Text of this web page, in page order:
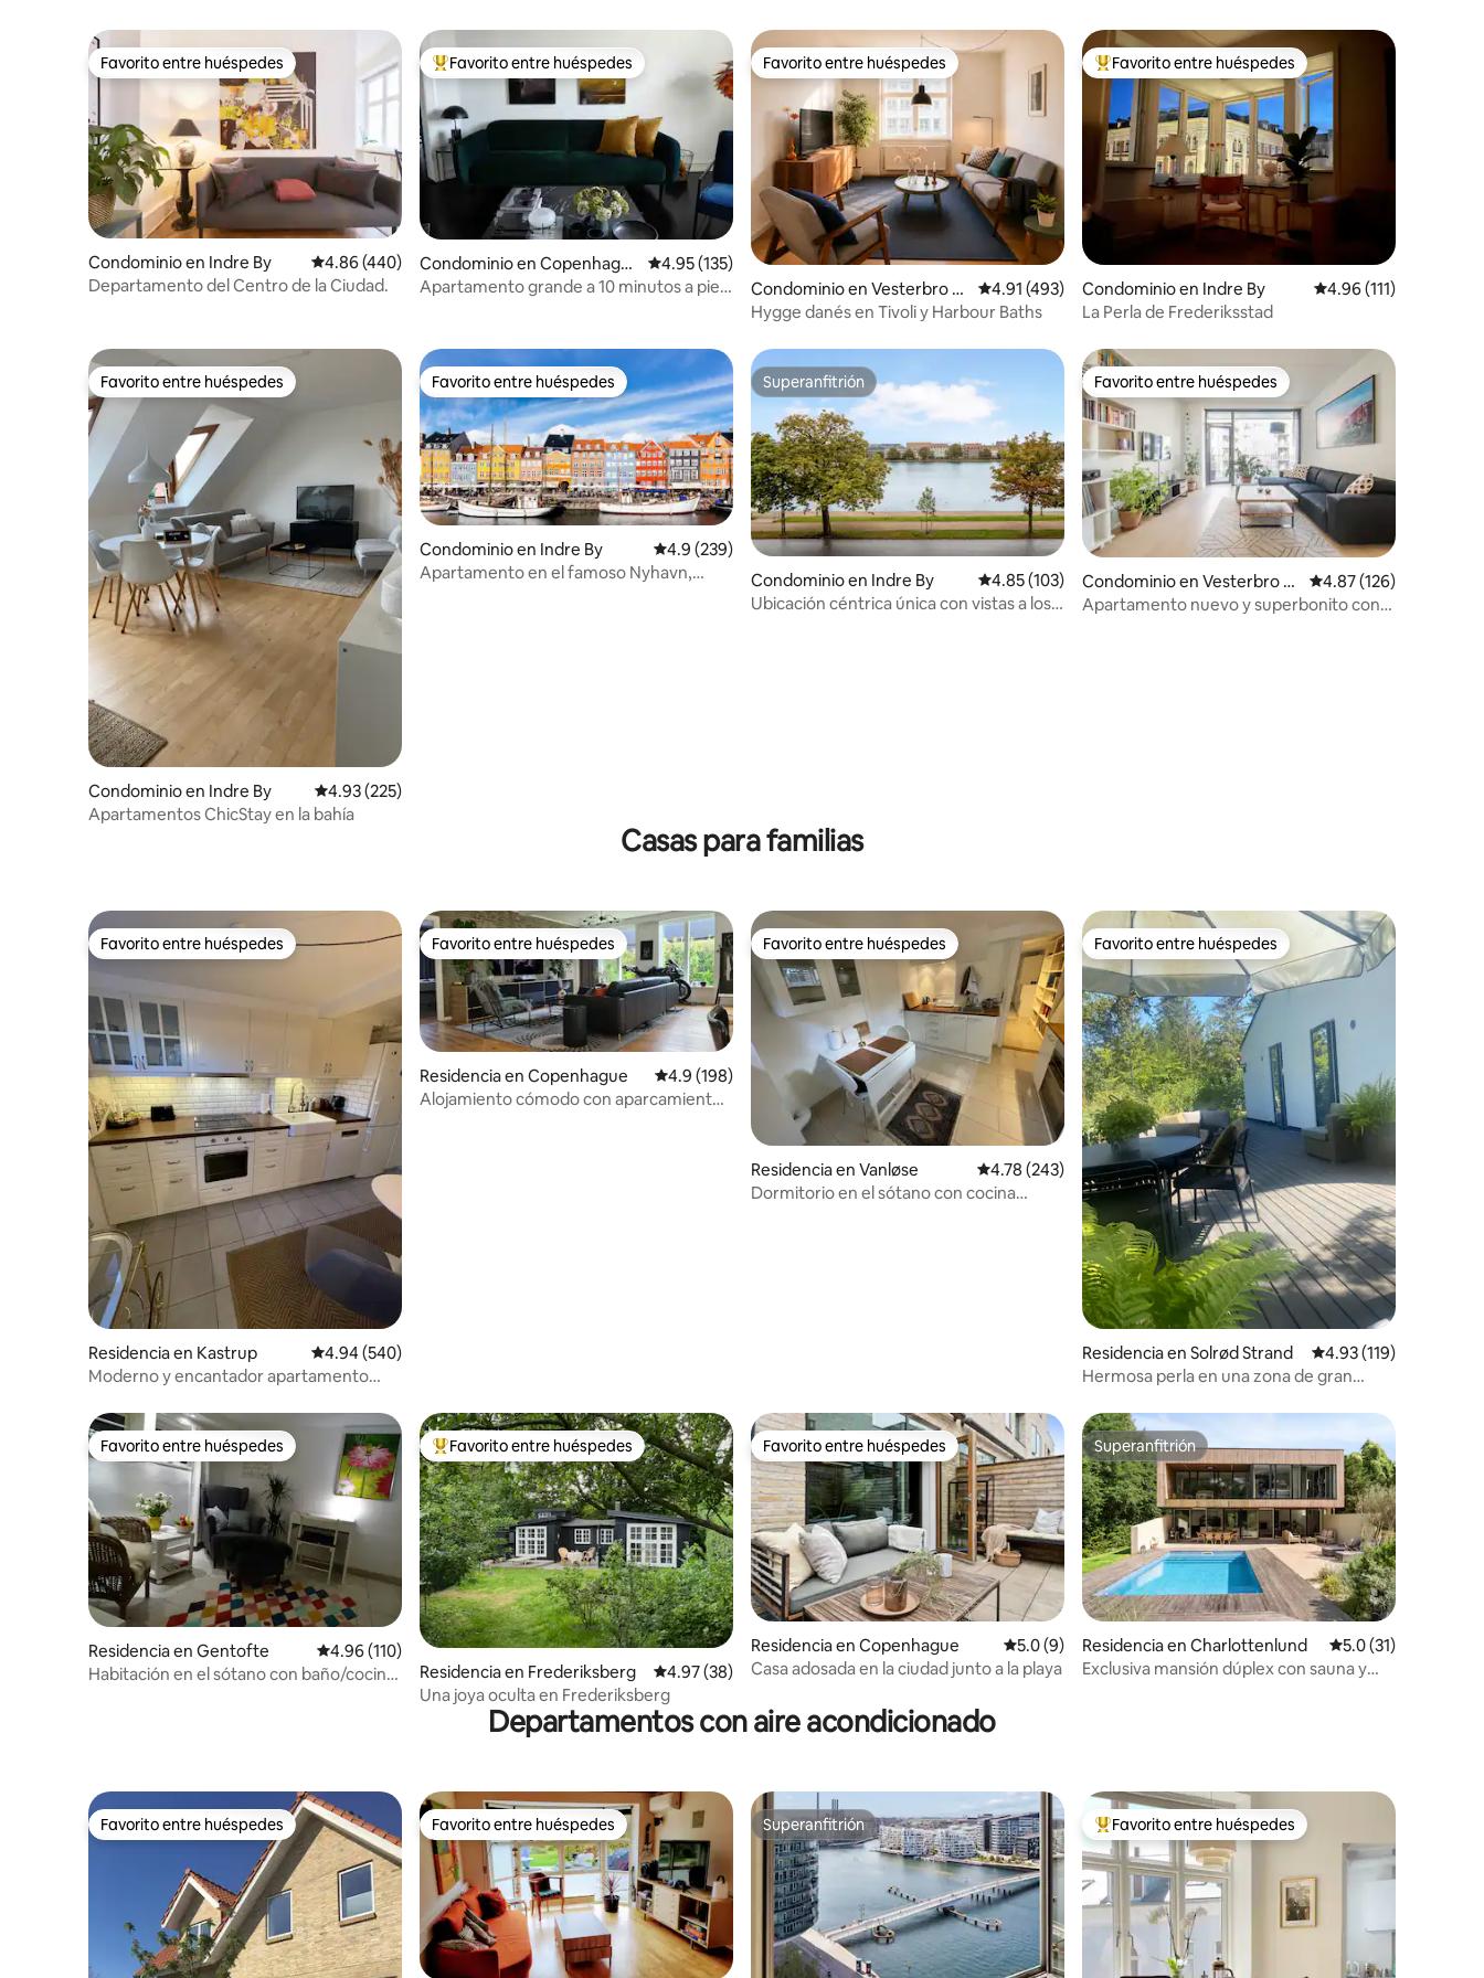
Favorito entre huéspedes
Favorito entre huéspedes
Condominio en Indre By Calificación promedio: 4.86 de 5; 440 evaluaciones
4.86 (440)
Departamento del Centro de la Ciudad.
De los mejores en Favorito entre huéspedes
Favorito entre huéspedes
Condominio en Copenhagu
e
Calificación promedio: 4.95 de 5; 135 evaluaciones
4.95 (135)
Apartamento grande a 10 minutos a pie
Favorito entre huéspedes
Favorito entre huéspedes
Condominio en Vesterbro -
Kongens Enghave
Calificación promedio: 4.91 de 5; 493 evaluaciones
4.91 (493)
Hygge danés en Tivoli y Harbour Baths
De los mejores en Favorito entre huéspedes
Favorito entre huéspedes
Condominio en Indre By Calificación promedio:
4.96 (111)
La Perla de Frederiksstad
Favorito entre huéspedes
Favorito entre huéspedes
Condominio en Indre By Calificación promedio: 4.93 de 5; 225 evaluaciones
4.93 (225)
Apartamentos ChicStay en la bahía
Favorito entre huéspedes
Favorito entre huéspedes
Condominio en Indre By Calificación promedio: 4.9 de 5; 239 evaluaciones
4.9 (239)
Apartamento en el famoso Nyhavn,
Superanfitrión
Superanfitrión
Condominio en Indre By Calificación promedio: 4.85 de 5; 103 evaluaciones
4.85 (103)
Ubicación céntrica única con vistas a los
Favorito entre huéspedes
Favorito entre huéspedes
Condominio en Vesterbro -
Kongens Enghave
Calificación promedio:
4.87 (126)
Apartamento nuevo y superbonito con
Casas para familias
Favorito entre huéspedes
Favorito entre huéspedes
Residencia en Kastrup Calificación promedio: 4.94 de 5; 540 evaluaciones
4.94 (540)
Moderno y encantador apartamento
Favorito entre huéspedes
Favorito entre huéspedes
Residencia en Copenhague Calificación promedio: 4.9 de 5; 198 evaluaciones
4.9 (198)
Alojamiento cómodo con aparcamiento
Favorito entre huéspedes
Favorito entre huéspedes
Residencia en Vanløse Calificación promedio: 4.78 de 5; 243 evaluaciones
4.78 (243)
Dormitorio en el sótano con cocina
Favorito entre huéspedes
Favorito entre huéspedes
Residencia en Solrød Strand Calificación promedio:
4.93 (119)
Hermosa perla en una zona de gran
Favorito entre huéspedes
Favorito entre huéspedes
Residencia en Gentofte Calificación promedio: 4.96 de 5; 110 evaluaciones
4.96 (110)
Habitación en el sótano con baño/cocina
De los mejores en Favorito entre huéspedes
Favorito entre huéspedes
Residencia en Frederiksberg Calificación promedio: 4.97 de 5; 38 evaluaciones
4.97 (38)
Una joya oculta en Frederiksberg
Favorito entre huéspedes
Favorito entre huéspedes
Residencia en Copenhague Calificación promedio: 5.0 de 5; 9 evaluaciones
5.0 (9)
Casa adosada en la ciudad junto a la playa
Superanfitrión
Superanfitrión
Residencia en Charlottenlund Calificación
5.0 (31)
Exclusiva mansión dúplex con sauna y
Departamentos con aire acondicionado
Favorito entre huéspedes
Favorito entre huéspedes Favorito entre huéspedes
Favorito entre huéspedes Superanfitrión
Superanfitrión De los mejores en Favorito entre huéspedes
Favorito entre huéspedes